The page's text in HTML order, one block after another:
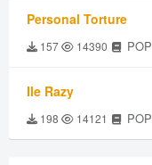
Personal Torture
157 14390 POP
Ile Razy
198 14121 POP